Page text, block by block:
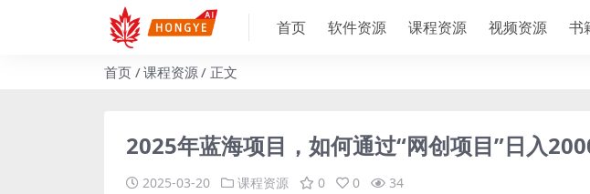
首页 软件资源 课程资源 视频资源 书
首页 课程资源 正文
2025年蓝海项目，如何通过“网创项目”日入
2025-03-20 课程资源 0 0 34